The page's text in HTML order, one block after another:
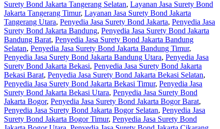
Surety Bond Jakarta Tangerang Selatan, Layanan Jasa Surety Bond
Jakarta Tangerang Timur, Layanan Jasa Surety Bond Jakarta
Tangerang Utara, Penyedia Jasa Surety Bond Jakarta, Penyedia Jasa
Surety Bond Jakarta Bandung, Penyedia Jasa Surety Bond Jakarta
Bandung Barat, Penyedia Jasa Surety Bond Jakarta Bandung
Selatan, Penyedia Jasa Surety Bond Jakarta Bandung Timur,
Penyedia Jasa Surety Bond Jakarta Bandung Utara, Penyedia Jasa
Surety Bond Jakarta Bekasi, Penyedia Jasa Surety Bond Jakarta
Bekasi Barat, Penyedia Jasa Surety Bond Jakarta Bekasi Selatan,
Penyedia Jasa Surety Bond Jakarta Bekasi Timur, Penyedia Jasa
Surety Bond Jakarta Bekasi Utara, Penyedia Jasa Surety Bond
Jakarta Bogor, Penyedia Jasa Surety Bond Jakarta Bogor Barat,
Penyedia Jasa Surety Bond Jakarta Bogor Selatan, Penyedia Jasa
Surety Bond Jakarta Bogor Timur, Penyedia Jasa Surety Bond